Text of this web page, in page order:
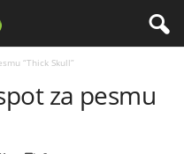
“Thick Skull”
za pesmu